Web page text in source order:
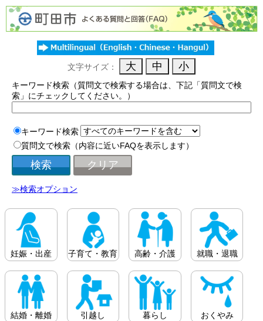
文字サイズ：
キーワード検索（質問文で検索する場合は、下記「質問文で検
索」にチェックしてください。）
キーワード検索
質問文で検索（内容に近いFAQを表示します）
≫検索オプション
妊娠・出産 子育て・教育 高齢・介護 就職・退職
結婚・離婚 引越し 暮らし おくやみ